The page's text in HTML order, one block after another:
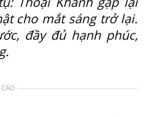
cho mắt sáng trở lại.
đầy đủ hạnh phúc,